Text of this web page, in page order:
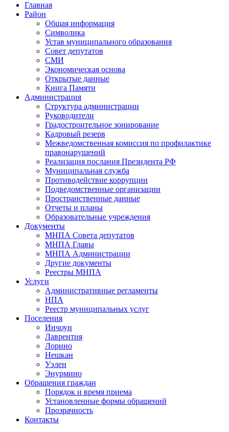
Главная
Район
Общая информация
Символика
Устав муниципального образования
Совет депутатов
СМИ
Экономическая основа
Открытые данные
Книга Памяти
Администрация
Структура администрации
Руководители
Градостроительное зонирование
Кадровый резерв
Межведомственная комиссия по профилактике
правонарушений
Реализация послания Президента РФ
Муниципальная служба
Противодействие коррупции
Подведомственные организации
Пространственные данные
Отчеты и планы
Образовательные учреждения
Документы
МНПА Совета депутатов
МНПА Главы
МНПА Администрации
Другие документы
Реестры МНПА
Услуги
Административные регламенты
НПА
Реестр муниципальных услуг
Поселения
Инчоун
Лаврентия
Лорино
Нешкан
Уэлен
Энурмино
Обращения граждан
Порядок и время приема
Установленные формы обращений
Прозрачность
Контакты